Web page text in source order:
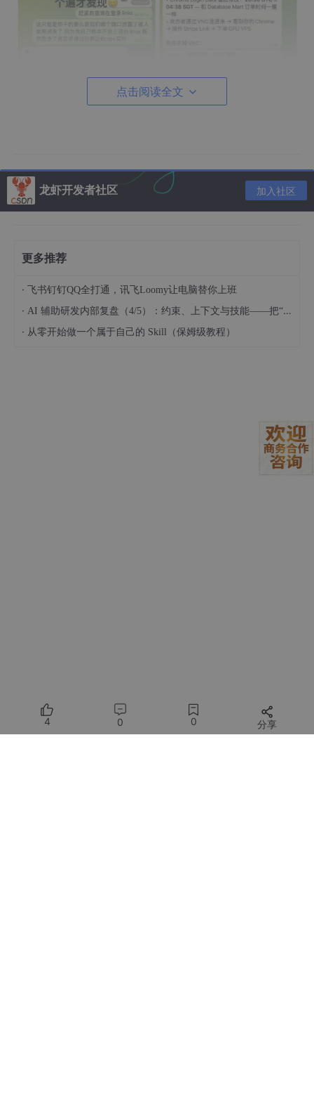
登谷歌账号，登绑定的信用卡，这都不算是被黑客攻击，简直就是
点击阅读全文
龙虾开发者社区 加入社区
更多推荐
· 飞书钉钉QQ全打通，讯飞Loomy让电脑替你上班
· AI 辅助研发内部复盘（4/5）：约束、上下文与技能——把“人的判断”工程化
· 从零开始做一个属于自己的 Skill（保姆级教程）
4 0
0 分享